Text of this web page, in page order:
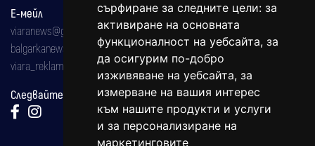
сърфиране за следните цели: за
активиране на основната
функционалност на уебсайта, за
да осигурим по-добро
изживяване на уебсайта, за
измерване на вашия интерес
към нашите продукти и услуги
и за персонализиране на
маркетинговите
Е-мейл
viaranews@gmail.com
balgarkanews@gmail.com
viara_reklama@mail.bg
Следвайте ни: